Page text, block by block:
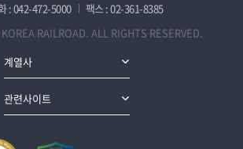
: 042-472-5000
팩스 : 02-361-8385
RAILROAD. ALL RIGHTS RESERVED.
계열사
관련사이트